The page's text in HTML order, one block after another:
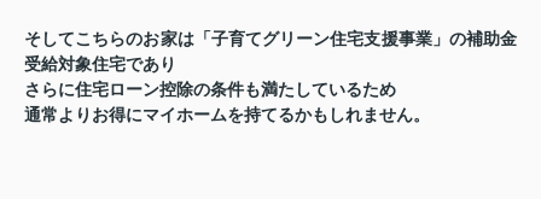
そしてこちらのお家は「子育てグリーン住宅支援事業」の補助金
受給対象住宅であり
さらに住宅ローン控除の条件も満たしているため
通常よりお得にマイホームを持てるかもしれません。